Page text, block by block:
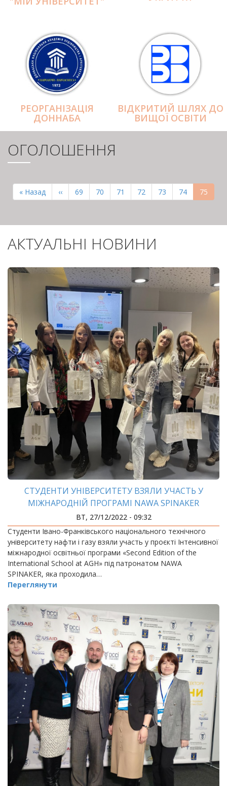
РЕОРГАНІЗАЦІЯ
ДОННАБА
ВІДКРИТИЙ ШЛЯХ ДО
ВИЩОЇ ОСВІТИ
ОГОЛОШЕННЯ
СТОРІНКИ
Перша
сторінка
« Назад
Попередня
сторінка
‹‹ Page
69 Page
70 Page
71 Page
72 Page
73 Page
74 75
АКТУАЛЬНІ НОВИНИ
СТУДЕНТИ УНІВЕРСИТЕТУ ВЗЯЛИ УЧАСТЬ У
МІЖНАРОДНІЙ ПРОГРАМІ NAWA SPINAKER
ВТ, 27/12/2022 - 09:32
Студенти Івано-Франківського національного технічного
університету нафти і газу взяли участь у проєкті Інтенсивної
міжнародної освітньої програми «Second Edition of the
International School at AGH» під патронатом NAWA
SPINAKER, яка проходила…
Переглянути